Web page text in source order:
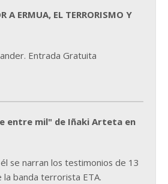
A ERMUA, EL TERRORISMO Y
Entrada Gratuita
entre mil" de Iñaki Arteta en
se narran los testimonios de 13
la banda terrorista ETA.